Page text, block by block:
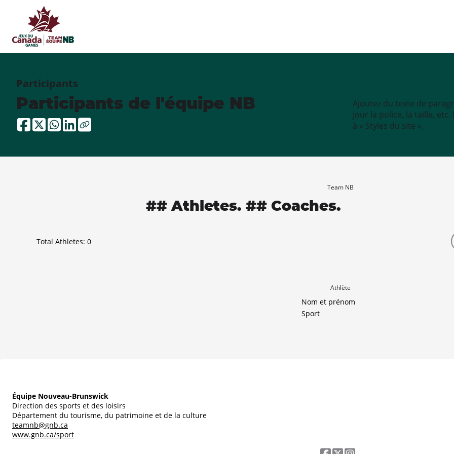
Participants
Participants de l'équipe NB
Ajoutez du texte de
jour la police, la taille,
à « Styles du site ».
Team NB
## Athletes. ## Coaches.
Total Athletes: 0
Athlète
Nom et prénom
Sport
Équipe Nouveau-Brunswick
Direction des sports et des loisirs
Département du tourisme, du patrimoine et de la culture
teamnb@gnb.ca
www.gnb.ca/sport